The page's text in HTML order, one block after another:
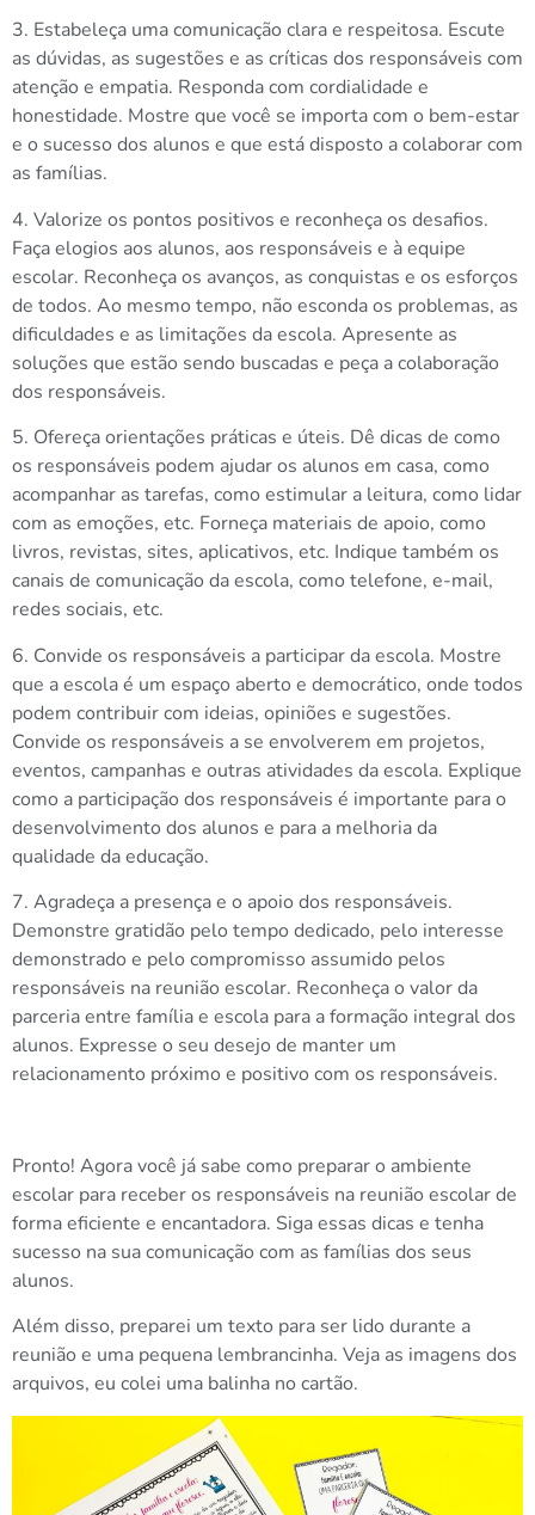
3. Estabeleça uma comunicação clara e respeitosa. Escute
as dúvidas, as sugestões e as críticas dos responsáveis com
atenção e empatia. Responda com cordialidade e
honestidade. Mostre que você se importa com o bem-estar
e o sucesso dos alunos e que está disposto a colaborar com
as famílias.
4. Valorize os pontos positivos e reconheça os desafios.
Faça elogios aos alunos, aos responsáveis e à equipe
escolar. Reconheça os avanços, as conquistas e os esforços
de todos. Ao mesmo tempo, não esconda os problemas, as
dificuldades e as limitações da escola. Apresente as
soluções que estão sendo buscadas e peça a colaboração
dos responsáveis.
5. Ofereça orientações práticas e úteis. Dê dicas de como
os responsáveis podem ajudar os alunos em casa, como
acompanhar as tarefas, como estimular a leitura, como lidar
com as emoções, etc. Forneça materiais de apoio, como
livros, revistas, sites, aplicativos, etc. Indique também os
canais de comunicação da escola, como telefone, e-mail,
redes sociais, etc.
6. Convide os responsáveis a participar da escola. Mostre
que a escola é um espaço aberto e democrático, onde todos
podem contribuir com ideias, opiniões e sugestões.
Convide os responsáveis a se envolverem em projetos,
eventos, campanhas e outras atividades da escola. Explique
como a participação dos responsáveis é importante para o
desenvolvimento dos alunos e para a melhoria da
qualidade da educação.
7. Agradeça a presença e o apoio dos responsáveis.
Demonstre gratidão pelo tempo dedicado, pelo interesse
demonstrado e pelo compromisso assumido pelos
responsáveis na reunião escolar. Reconheça o valor da
parceria entre família e escola para a formação integral dos
alunos. Expresse o seu desejo de manter um
relacionamento próximo e positivo com os responsáveis.
Pronto! Agora você já sabe como preparar o ambiente
escolar para receber os responsáveis na reunião escolar de
forma eficiente e encantadora. Siga essas dicas e tenha
sucesso na sua comunicação com as famílias dos seus
alunos.
Além disso, preparei um texto para ser lido durante a
reunião e uma pequena lembrancinha. Veja as imagens dos
arquivos, eu colei uma balinha no cartão.